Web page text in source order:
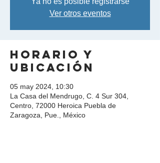
Ver otros eventos
Horario y
ubicación
05 may 2024, 10:30
La Casa del Mendrugo, C. 4 Sur 304,
Centro, 72000 Heroica Puebla de
Zaragoza, Pue., México